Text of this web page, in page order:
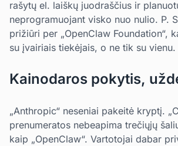
rašytų el. laiškų juodraščius ir
neprogramuojant visko nuo nulio. P.
prižiūri per „OpenClaw Foundation“,
su įvairiais tiekėjais, o ne tik su vienu.
Kainodaros pokytis,
„Anthropic“ neseniai pakeitė kryptį.
prenumeratos nebeapima trečiųjų
kaip „OpenClaw“. Vartotojai dabar